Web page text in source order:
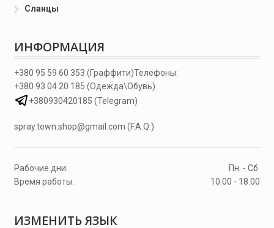
Сланцы
ИНФОРМАЦИЯ
Телефоны:
+380 95 59 60 353 (Граффити)
+380 93 04 20 185 (Одежда\Обувь)
+380930420185 (Telegram)
spray.town.shop@gmail.com (F.A.Q.)
Рабочие дни:
Пн. - Сб.
Время работы:
10.00 - 18.00
ИЗМЕНИТЬ ЯЗЫК